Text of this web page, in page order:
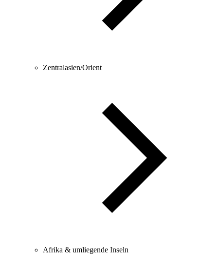
Zentralasien/Orient
Afrika & umliegende Inseln